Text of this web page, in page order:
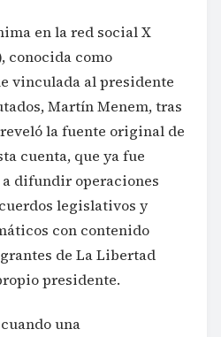
en la red social X
conocida como
vinculada al presidente
Martín Menem, tras
la fuente original de
cuenta, que ya fue
difundir operaciones
legislativos y
con contenido
de La Libertad
presidente.
una